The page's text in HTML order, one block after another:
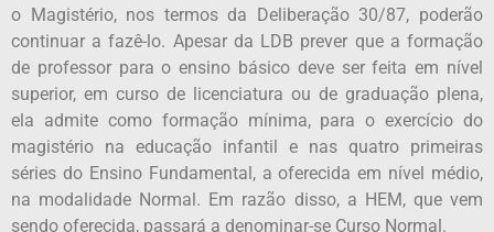
o Magistério, nos termos da Deliberação 30/87, poderão
continuar a fazê-lo. Apesar da LDB prever que a formação
de professor para o ensino básico deve ser feita em nível
superior, em curso de licenciatura ou de graduação plena,
ela admite como formação mínima, para o exercício do
magistério na educação infantil e nas quatro primeiras
séries do Ensino Fundamental, a oferecida em nível médio,
na modalidade Normal. Em razão disso, a HEM, que vem
sendo oferecida, passará a denominar-se Curso Normal.